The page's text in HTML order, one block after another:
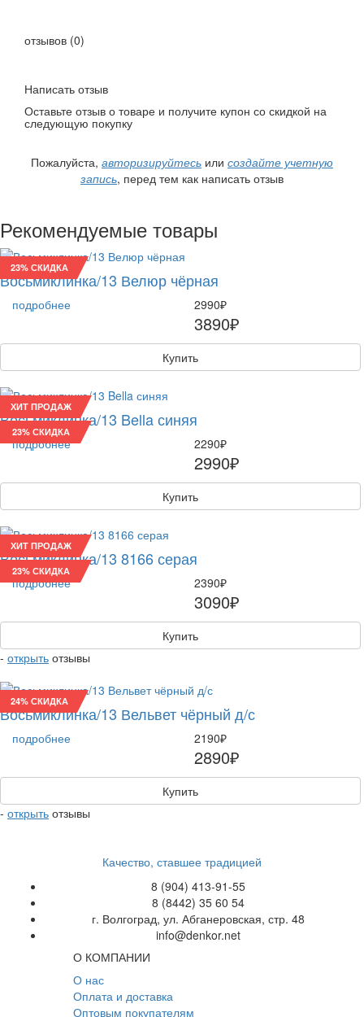
отзывов (0)
Написать отзыв
Оставьте отзыв о товаре и получите купон со скидкой на
следующую покупку
Пожалуйста, авторизируйтесь или создайте учетную
запись, перед тем как написать отзыв
Рекомендуемые товары
23% СКИДКА
Восьмиклинка/13 Велюр чёрная
подробнее 2990₽
3890₽
Купить
ХИТ ПРОДАЖ
23% СКИДКА
Восьмиклинка/13 Bella синяя
подробнее 2290₽
2990₽
Купить
ХИТ ПРОДАЖ
23% СКИДКА
Восьмиклинка/13 8166 серая
подробнее 2390₽
3090₽
Купить
- открыть отзывы
24% СКИДКА
Восьмиклинка/13 Вельвет чёрный д/с
подробнее 2190₽
2890₽
Купить
- открыть отзывы
Качество, ставшее традицией
8 (904) 413-91-55
8 (8442) 35 60 54
г. Волгоград, ул. Абганеровская, стр. 48
info@denkor.net
О КОМПАНИИ
О нас
Оплата и доставка
Оптовым покупателям